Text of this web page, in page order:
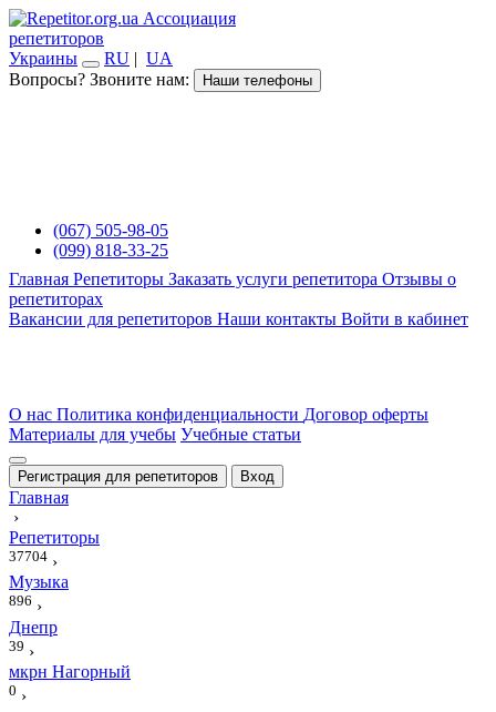
Ассоциация
репетиторов
Украины
RU | UA
Вопросы? Звоните нам:
Наши телефоны
(067) 505-98-05
(099) 818-33-25
Главная Репетиторы Заказать услуги репетитора Отзывы о
репетиторах
Вакансии для репетиторов Наши контакты Войти в кабинет
О нас Политика конфиденциальности Договор оферты
Материалы для учебы Учебные статьи
Регистрация для репетиторов Вход
Главная
›
Репетиторы
37704 ›
Музыка
896 ›
Днепр
39 ›
мкрн Нагорный
0 ›